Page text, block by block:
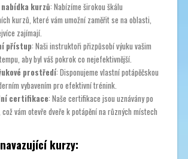
kurzů: Nabízíme širokou škálu
kurzů, které vám umožní zaměřit se na oblasti,
zajímají.
přístup: Naši instruktoři přizpůsobí výuku vašim
aby byl váš pokrok co nejefektivnější.
prostředí: Disponujeme vlastní potápěčskou
vybavením pro efektivní trénink.
certifikace: Naše certifikace jsou uznávány po
což vám otevře dveře k potápění na různých místech
kurzy: